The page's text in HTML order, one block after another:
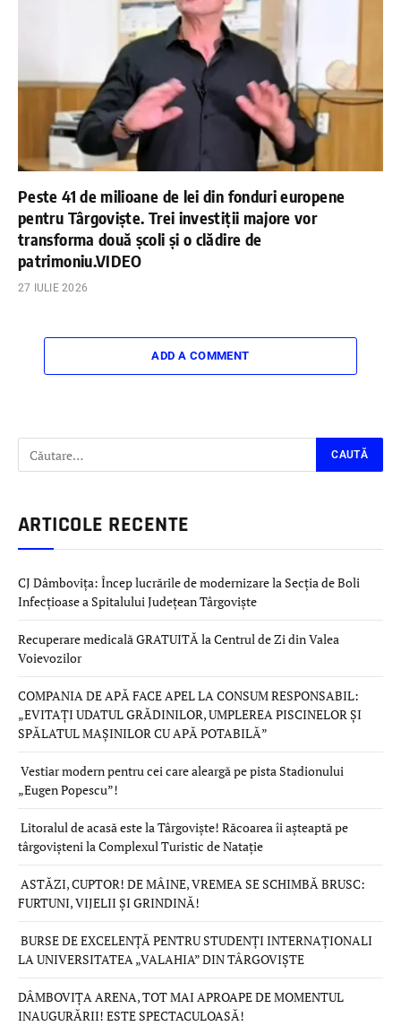
Peste 41 de milioane de lei din fonduri europene
pentru Târgoviște. Trei investiții majore vor
transforma două școli și o clădire de
patrimoniu.VIDEO
27 IULIE 2026
ADD A COMMENT
ARTICOLE RECENTE
CJ Dâmbovița: Încep lucrările de modernizare la Secția de Boli
Infecțioase a Spitalului Județean Târgoviște
Recuperare medicală GRATUITĂ la Centrul de Zi din Valea
Voievozilor
COMPANIA DE APĂ FACE APEL LA CONSUM RESPONSABIL:
„EVITAȚI UDATUL GRĂDINILOR, UMPLEREA PISCINELOR ȘI
SPĂLATUL MAȘINILOR CU APĂ POTABILĂ”
Vestiar modern pentru cei care aleargă pe pista Stadionului
„Eugen Popescu”!
Litoralul de acasă este la Târgoviște! Răcoarea îi așteaptă pe
târgovișteni la Complexul Turistic de Natație
ASTĂZI, CUPTOR! DE MÂINE, VREMEA SE SCHIMBĂ BRUSC:
FURTUNI, VIJELII ȘI GRINDINĂ!
BURSE DE EXCELENȚĂ PENTRU STUDENȚI INTERNAȚIONALI
LA UNIVERSITATEA „VALAHIA” DIN TÂRGOVIȘTE
DÂMBOVIȚA ARENA, TOT MAI APROAPE DE MOMENTUL
INAUGURĂRII! ESTE SPECTACULOASĂ!